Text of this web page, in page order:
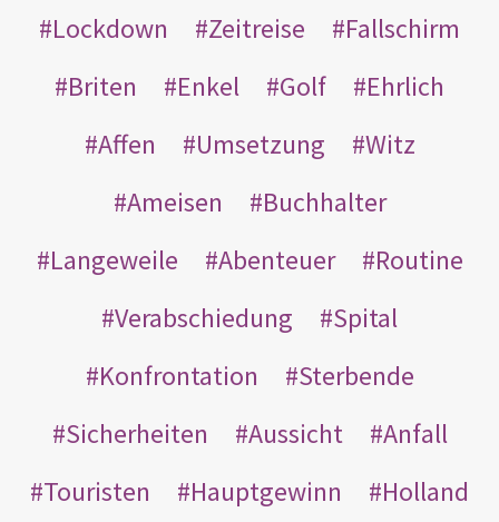
Lockdown
Zeitreise
Fallschirm
Briten
Enkel Golf
Ehrlich
Affen
Umsetzung
Witz
Ameisen
Buchhalter
Langeweile
Abenteuer
Routine
Verabschiedung
Spital
Konfrontation
Sterbende
Sicherheiten
Aussicht
Anfall
Touristen
Hauptgewinn Holland